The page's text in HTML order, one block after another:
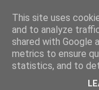
Uus
2005-12-29
Don't eat
This site uses
and to analyze
shared with Google
metrics to ensure
statistics, and to